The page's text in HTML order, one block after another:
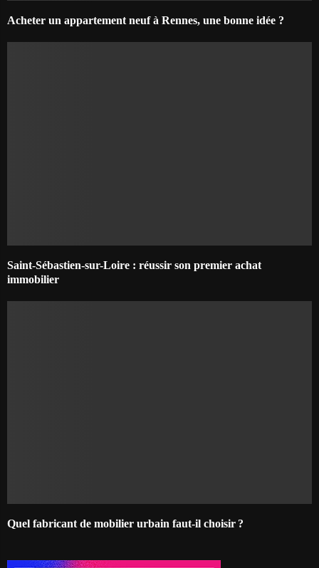
Acheter un appartement neuf à Rennes, une bonne idée ?
Saint-Sébastien-sur-Loire : réussir son premier achat
immobilier
Quel fabricant de mobilier urbain faut-il choisir ?